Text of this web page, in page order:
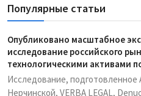
Популярные статьи
Опубликовано масштабное
исследование российского
технологическими активами
Исследование, подготовленное
Нерчинской, VERBA LEGAL,